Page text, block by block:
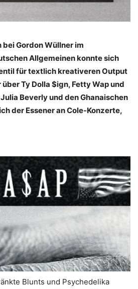
Gordon Wüllner im
Allgemeinen konnte sich
für textlich kreativeren Output
Ty Dolla $ign, Fetty Wap und
Beverly und den Ghanaischen
der Essener an Cole-Konzerte,
Blunts und Psychedelika